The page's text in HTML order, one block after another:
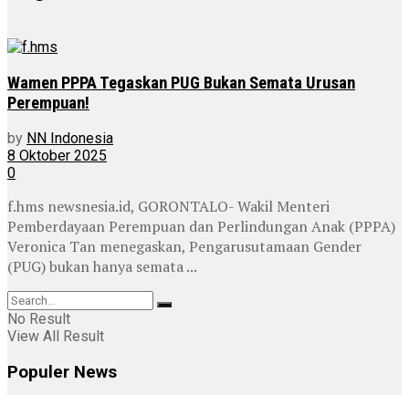
Wamen PPPA Tegaskan PUG Bukan Semata Urusan
Perempuan!
by NN Indonesia
8 Oktober 2025
0
f.hms newsnesia.id, GORONTALO- Wakil Menteri
Pemberdayaan Perempuan dan Perlindungan Anak (PPPA)
Veronica Tan menegaskan, Pengarusutamaan Gender
(PUG) bukan hanya semata ...
No Result
View All Result
Populer News